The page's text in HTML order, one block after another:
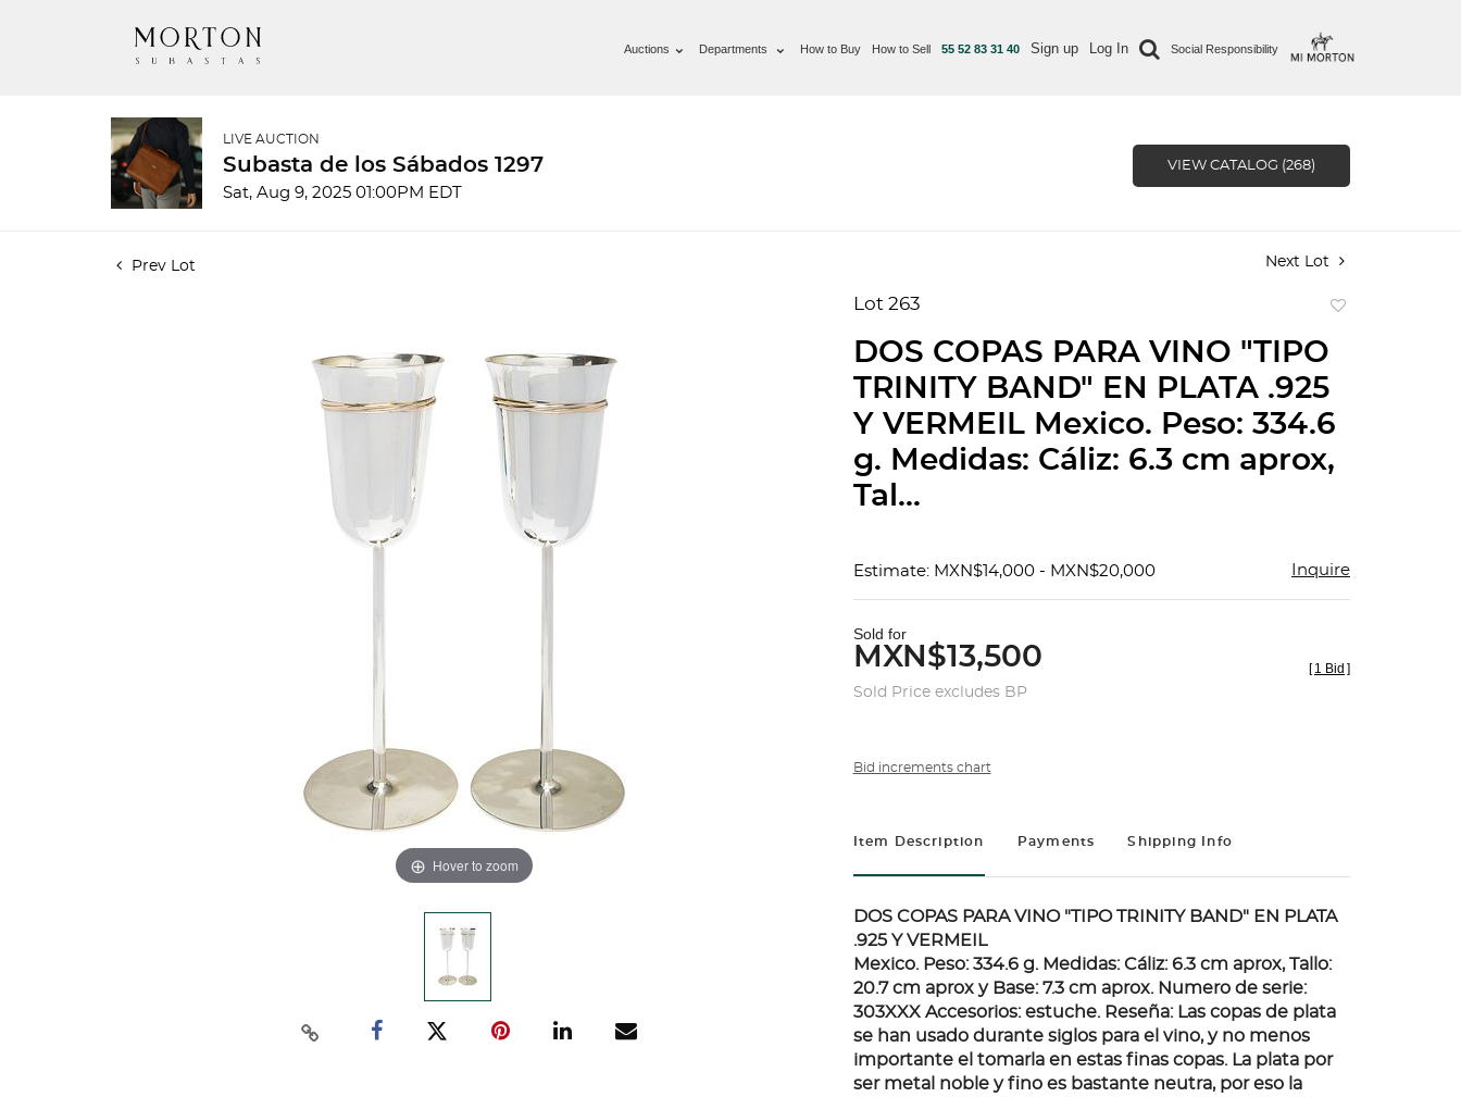
Auctions Departments How to Buy How to Sell 55 52 83 31 40 Sign up Log In Social Responsibility
LIVE AUCTION
Subasta de los Sábados 1297
Sat, Aug 9, 2025 01:00PM EDT
VIEW CATALOG (268)
Prev Lot Next Lot
Hover to zoom
Lot 263
favorite
DOS COPAS PARA VINO "TIPO
TRINITY BAND" EN PLATA .925
Y VERMEIL Mexico. Peso: 334.6
g. Medidas: Cáliz: 6.3 cm aprox,
Tal...
Estimate: MXN$14,000 - MXN$20,000 Inquire
Sold for
MXN$13,500
Sold Price excludes BP
[ 1 Bid ]
Bid increments chart
Item Description Payments Shipping Info
DOS COPAS PARA VINO "TIPO TRINITY BAND" EN PLATA
.925 Y VERMEIL
Mexico. Peso: 334.6 g. Medidas: Cáliz: 6.3 cm aprox, Tallo:
20.7 cm aprox y Base: 7.3 cm aprox. Numero de serie:
303XXX Accesorios: estuche. Reseña: Las copas de plata
se han usado durante siglos para el vino, y no menos
importante el tomarla en estas finas copas. La plata por
ser metal noble y fino es bastante neutra, por eso la